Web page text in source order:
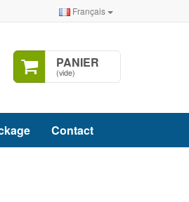
Français
PANIER
(vide)
compte
Contact